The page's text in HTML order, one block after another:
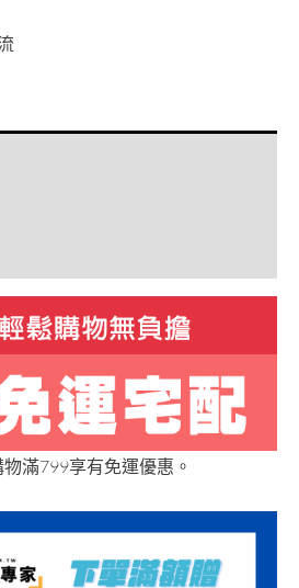
滿799享有免運優惠。